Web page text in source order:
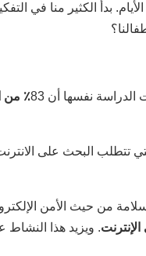
بدأ الكثير منا في
نفسها أن 83
٪ من
تتطلب البحث على
من حيث الأمن
. ويزيد هذا النشاط